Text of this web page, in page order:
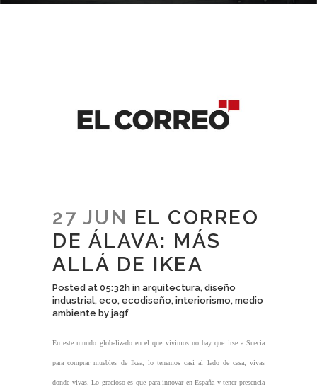
27 JUN EL CORREO
DE ÁLAVA: MÁS
ALLÁ DE IKEA
Posted at 05:32h in arquitectura, diseño
industrial, eco, ecodiseño, interiorismo, medio
ambiente by jagf
En este mundo globalizado en el que vivimos no hay que irse a Suecia
para comprar muebles de Ikea, lo tenemos casi al lado de casa, vivas
donde vivas. Lo gracioso es que para innovar en España y tener presencia